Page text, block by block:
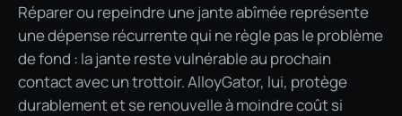
Réparer ou repeindre une jante abîmée représente
une dépense récurrente qui ne règle pas le problème
de fond : la jante reste vulnérable au prochain
contact avec un trottoir. AlloyGator, lui, protège
durablement et se renouvelle à moindre coût si